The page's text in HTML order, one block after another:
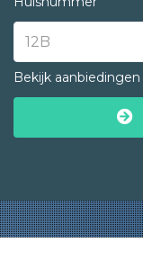
Bekijk aanbiedingen